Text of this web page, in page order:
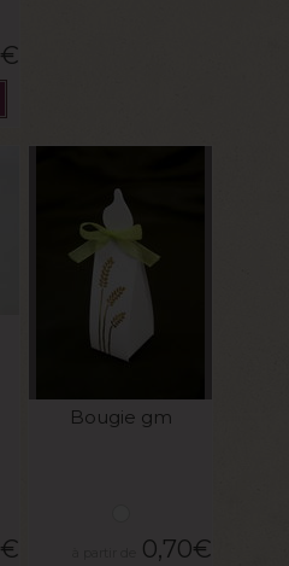
€
€
Bougie gm
0,70€